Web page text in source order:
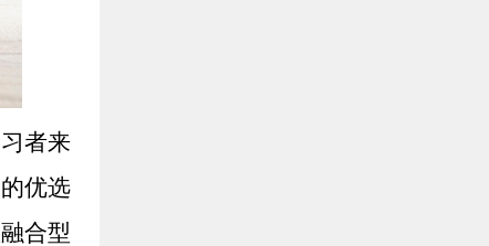
者来
优选
合型